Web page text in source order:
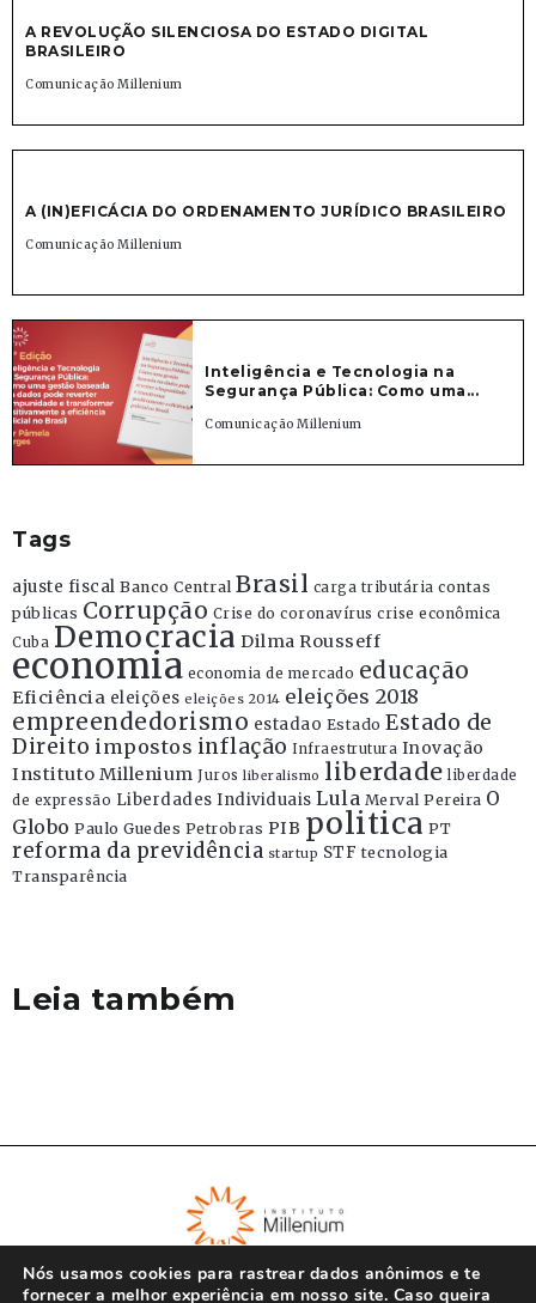
A REVOLUÇÃO SILENCIOSA DO ESTADO DIGITAL
BRASILEIRO
Comunicação Millenium
A (IN)EFICÁCIA DO ORDENAMENTO JURÍDICO BRASILEIRO
Comunicação Millenium
Inteligência e Tecnologia na
Segurança Pública: Como uma...
Comunicação Millenium
Tags
ajuste fiscal Banco Central Brasil carga tributária contas
públicas Corrupção Crise do coronavírus crise econômica
Cuba Democracia Dilma Rousseff
economia economia de mercado educação
Eficiência eleições eleições 2014 eleições 2018
empreendedorismo estadao Estado Estado de
Direito impostos inflação Infraestrutura Inovação
Instituto Millenium Juros liberalismo liberdade liberdade
de expressão Liberdades Individuais Lula Merval Pereira O
Globo Paulo Guedes Petrobras PIB politica PT
reforma da previdência startup STF tecnologia
Transparência
Leia também
Nós usamos cookies para rastrear dados anônimos e te
fornecer a melhor experiência em nosso site. Caso queira